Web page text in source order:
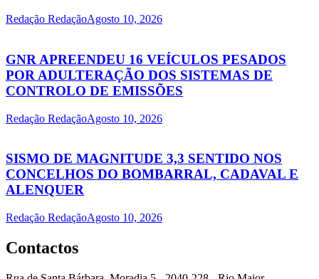
Redação RedaçãoAgosto 10, 2026
GNR APREENDEU 16 VEÍCULOS PESADOS
POR ADULTERAÇÃO DOS SISTEMAS DE
CONTROLO DE EMISSÕES
Redação RedaçãoAgosto 10, 2026
SISMO DE MAGNITUDE 3,3 SENTIDO NOS
CONCELHOS DO BOMBARRAL, CADAVAL E
ALENQUER
Redação RedaçãoAgosto 10, 2026
Contactos